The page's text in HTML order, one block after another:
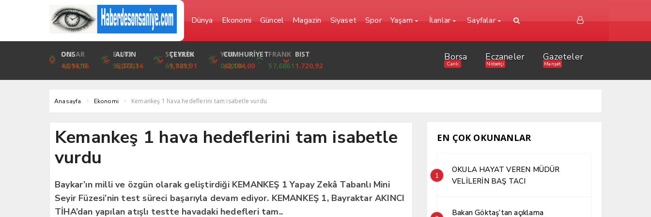
Dünya Ekonomi Güncel Magazin Siyaset Spor Yaşam İlanlar Sayfalar
DOLAR
46,1316
EURO
53,3001
STERLİN
61,7411
YEN
0,0000
FRANK
57,6861
ONS
4,094,16
ALTIN
6,073,34
ÇEYREK
9,929,91
CUMHURİYET
42,104,00
BIST
1.720,92
Borsa
Canlı
Eczaneler
Nöbetçi
Gazeteler
Manşet
Anasayfa Ekonomi Kemankeş 1 hava hedeflerini tam isabetle vurdu
Kemankeş 1 hava hedeflerini tam isabetle
vurdu
Baykar’ın milli ve özgün olarak geliştirdiği KEMANKEŞ 1 Yapay Zekâ Tabanlı Mini
Seyir Füzesi’nin test süreci başarıyla devam ediyor. KEMANKEŞ 1, Bayraktar AKINCI
TİHA’dan yapılan atışlı testte havadaki hedefleri tam..
EN ÇOK OKUNANLAR
1
OKULA HAYAT VEREN MÜDÜR
VELİLERİN BAŞ TACI
Bakan Göktaş’tan açıklama